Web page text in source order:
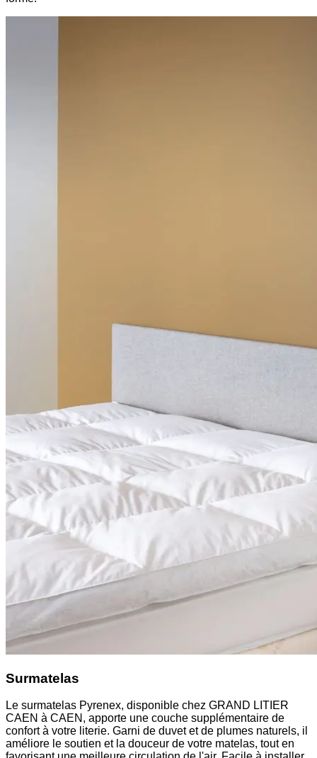
Surmatelas
Le surmatelas Pyrenex, disponible chez GRAND LITIER
CAEN à CAEN, apporte une couche supplémentaire de
confort à votre literie. Garni de duvet et de plumes naturels, il
améliore le soutien et la douceur de votre matelas, tout en